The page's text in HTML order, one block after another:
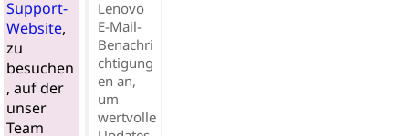
Support-
Website,
zu
besuchen
, auf der
unser
Team
Lenovo
E-Mail-
Benachri
chtigung
en an,
um
wertvolle